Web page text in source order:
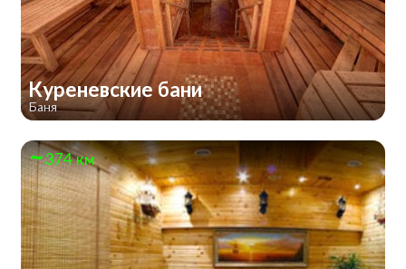
Куреневские бани
Баня
374 км